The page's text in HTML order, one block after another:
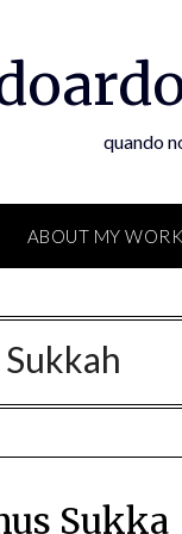
quando
ABOUT MY WORK
Sukkah
Sukka